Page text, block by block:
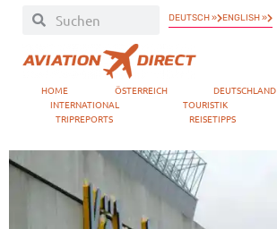
DEUTSCH » ENGLISH »
HOME ÖSTERREICH DEUTSCHLAND
INTERNATIONAL
TOURISTIK
TRIPREPORTS
REISETIPPS